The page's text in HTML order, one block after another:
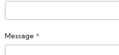
Message